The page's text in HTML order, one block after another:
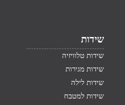
שידות
שידות טלוויזיה
שידות מגירות
שידות לילה
שידות למטבח